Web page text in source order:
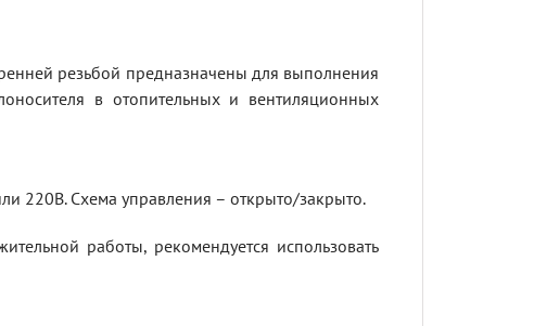
резьбой предназначены для выполнения
в отопительных и вентиляционных
220В. Схема управления – открыто/закрыто.
работы, рекомендуется использовать